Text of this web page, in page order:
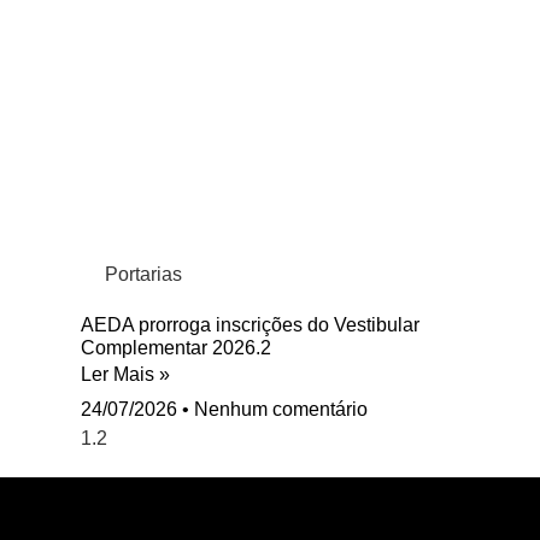
Portarias
AEDA prorroga inscrições do Vestibular
Complementar 2026.2
Ler Mais »
24/07/2026
Nenhum comentário